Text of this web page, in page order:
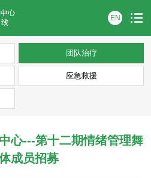
EN
团队治疗
应急救援
心---第十二期情绪管理舞
成员招募